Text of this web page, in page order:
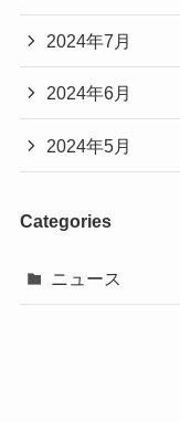
2024年7月
2024年6月
2024年5月
Categories
ニュース